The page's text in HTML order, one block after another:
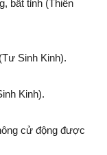
bất tỉnh (Thiên
Sinh Kinh).
Kinh).
cử động được